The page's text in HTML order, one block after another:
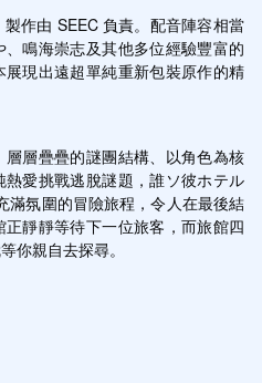
作由 SEEC 負責。配音陣容相當
鳴海崇志及其他多位經驗豐富的
現出遠超單純重新包裝原作的精
層疊疊的謎團結構、以角色為核
愛挑戰逃脫謎題，誰ソ彼ホテル
滿氛圍的冒險旅程，令人在最後結
靜靜等待下一位旅客，而旅館四
你親自去探尋。